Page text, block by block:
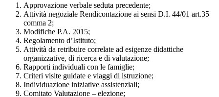
Approvazione verbale seduta precedente;
Attività negoziale Rendicontazione ai sensi D.I. 44/01 art.35
comma 2;
Modifiche P.A. 2015;
Regolamento d’Istituto;
Attività da retribuire correlate ad esigenze didattiche
organizzative, di ricerca e di valutazione;
Rapporti individuali con le famiglie;
Criteri visite guidate e viaggi di istruzione;
Individuazione iniziative assistenziali;
Comitato Valutazione – elezione;